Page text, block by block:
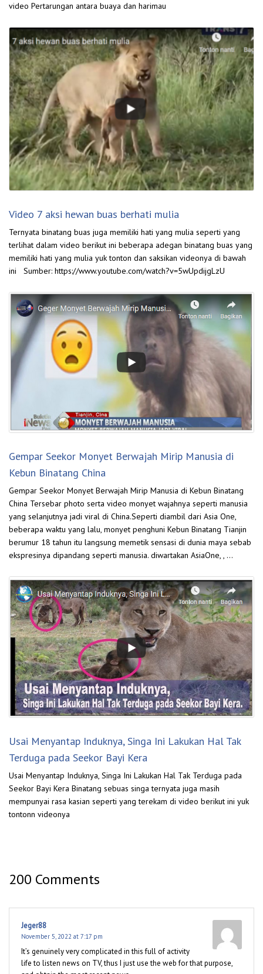
video Pertarungan antara buaya dan harimau
Video 7 aksi hewan buas berhati mulia
Ternyata binatang buas juga memiliki hati yang mulia seperti yang
terlihat dalam video berikut ini beberapa adegan binatang buas yang
memiliki hati yang mulia yuk tonton dan saksikan videonya di bawah
ini Sumber: https://www.youtube.com/watch?v=5wUpdijgLzU
Gempar Seekor Monyet Berwajah Mirip Manusia di
Kebun Binatang China
Gempar Seekor Monyet Berwajah Mirip Manusia di Kebun Binatang
China Tersebar photo serta video monyet wajahnya seperti manusia
yang selanjutnya jadi viral di China.Seperti diambil dari Asia One,
beberapa waktu yang lalu, monyet penghuni Kebun Binatang Tianjin
berumur 18 tahun itu langsung memetik sensasi di dunia maya sebab
ekspresinya dipandang seperti manusia. diwartakan AsiaOne, , …
Usai Menyantap Induknya, Singa Ini Lakukan Hal Tak
Terduga pada Seekor Bayi Kera
Usai Menyantap Induknya, Singa Ini Lakukan Hal Tak Terduga pada
Seekor Bayi Kera Binatang sebuas singa ternyata juga masih
mempunyai rasa kasian seperti yang terekam di video berikut ini yuk
tontonn videonya
200 Comments
Jeger88
November 5, 2022 at 7:17 pm
It’s genuinely very complicated in this full of activity
life to listen news on TV, thus I just use the web for that purpose,